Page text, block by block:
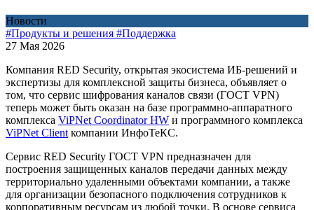
Новости
#Продукты и решения #Поддержка
27 Мая 2026
Компания RED Security, открытая экосистема ИБ-решений и
экспертизы для комплексной защиты бизнеса, объявляет о
том, что сервис шифрования каналов связи (ГОСТ VPN)
теперь может быть оказан на базе программно-аппаратного
комплекса ViPNet Coordinator HW и программного комплекса
ViPNet Client компании ИнфоТеКС.
Сервис RED Security ГОСТ VPN предназначен для
построения защищенных каналов передачи данных между
территориально удаленными объектами компании, а также
для организации безопасного подключения сотрудников к
корпоративным ресурсам из любой точки. В основе сервиса